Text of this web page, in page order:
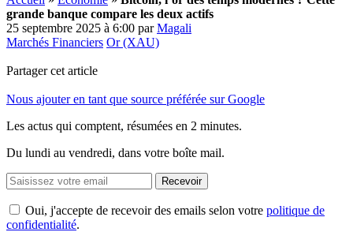
grande banque compare les deux actifs
25 septembre 2025 à 6:00 parMagali
Marchés Financiers Or (XAU)
Partager cet article
Nous ajouter en tant que source préférée sur Google
Les actus qui comptent, résumées en 2 minutes.
Du lundi au vendredi, dans votre boîte mail.
Recevoir
Oui, j'accepte de recevoir des emails selon votre politique de
confidentialité.